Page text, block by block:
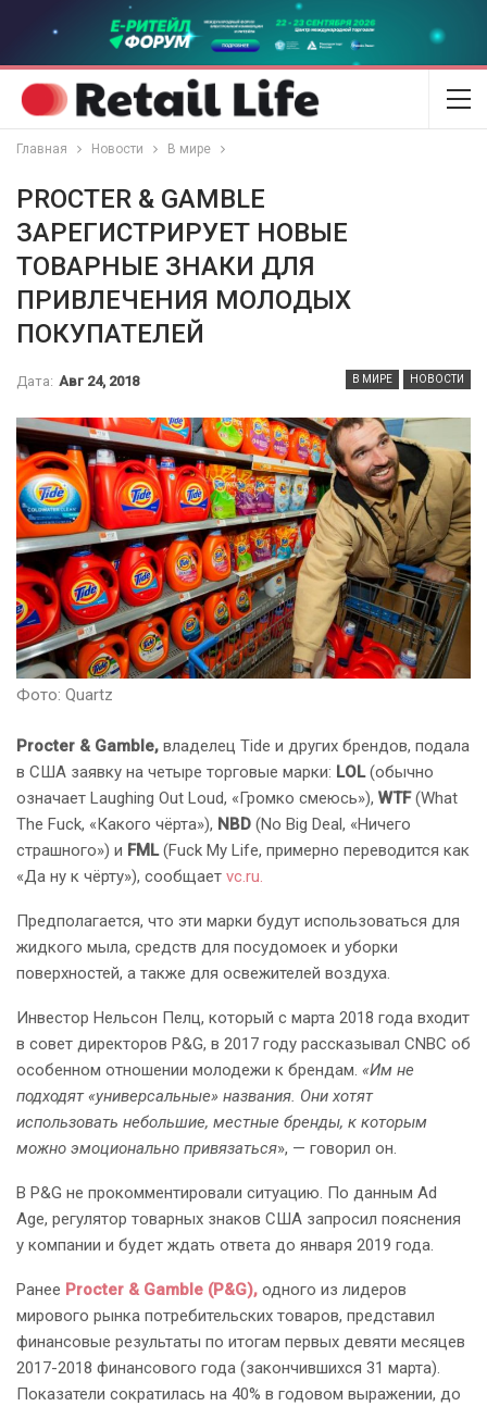
Главная Новости В мире
PROCTER & GAMBLE
ЗАРЕГИСТРИРУЕТ НОВЫЕ
ТОВАРНЫЕ ЗНАКИ ДЛЯ
ПРИВЛЕЧЕНИЯ МОЛОДЫХ
ПОКУПАТЕЛЕЙ
В МИРЕ НОВОСТИ
Дата: Авг 24, 2018
Фото: Quartz
Procter & Gamble, владелец Tide и других брендов, подала
в США заявку на четыре торговые марки: LOL(обычно
означает Laughing Out Loud, «Громко смеюсь»), WTF(What
The Fuck, «Какого чёрта»), NBD (No Big Deal, «Ничего
страшного») и FML(Fuck My Life, примерно переводится как
«Да ну к чёрту»), сообщает vc.ru.
Предполагается, что эти марки будут использоваться для
жидкого мыла, средств для посудомоек и уборки
поверхностей, а также для освежителей воздуха.
Инвестор Нельсон Пелц, который с марта 2018 года входит
в совет директоров P&G, в 2017 году рассказывал CNBC об
особенном отношении молодежи к брендам. «Им не
подходят «универсальные» названия. Они хотят
использовать небольшие, местные бренды, к которым
можно эмоционально привязаться», — говорил он.
В P&G не прокомментировали ситуацию. По данным Ad
Age, регулятор товарных знаков США запросил пояснения
у компании и будет ждать ответа до января 2019 года.
Ранее Procter & Gamble (P&G), одного из лидеров
мирового рынка потребительских товаров, представил
финансовые результаты по итогам первых девяти месяцев
2017-2018 финансового года (закончившихся 31 марта).
Показатели сократилась на 40% в годовом выражении, до